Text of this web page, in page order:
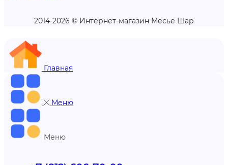
2014-2026 © Интернет-магазин Месье Шар
Главная
Меню
Меню